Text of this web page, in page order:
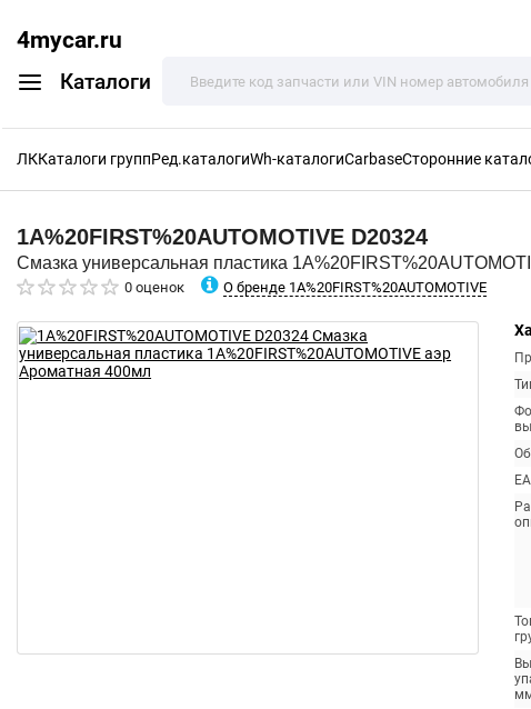
4mycar.ru
Каталоги
ЛККаталоги группРед.каталогиWh-каталогиCarbaseСторонние
1A%20FIRST%20AUTOMOTIVE D20324
Смазка универсальная пластика
0 оценок О бренде 1A%20FIRST%20AUTOMOTIVE